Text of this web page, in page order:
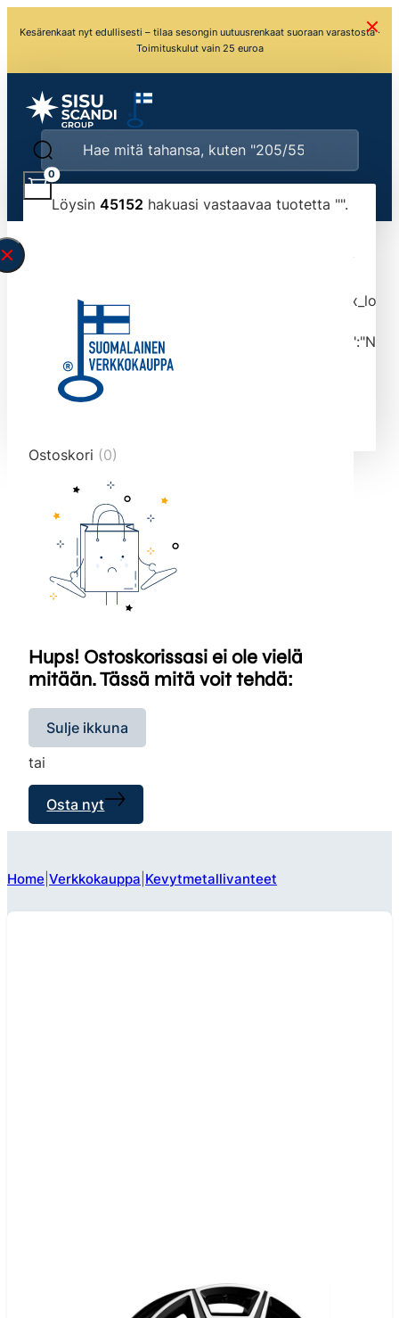
Kesärenkaat nyt edullisesti – tilaa sesongin uutuusrenkaat suoraan varastosta ·
Toimituskulut vain 25 euroa
Löysin 45152 hakuasi vastaavaa tuotetta "".
typed the search query correctly.<br>Currently
tmlmvi","meta_query":
data-original-query-vars="[]" data-page="1"
data-max-pages="4516" data-start="1" data-
end="10">
0
Ostoskori (0)
Hups! Ostoskorissasi ei ole vielä
mitään. Tässä mitä voit tehdä:
Sulje ikkuna
tai
Osta nyt
Home Verkkokauppa Kevytmetallivanteet